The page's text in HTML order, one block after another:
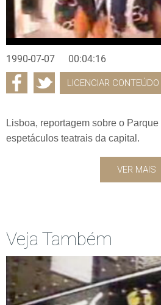
1990-07-07 00:04:16
LICENCIAR CONTEÚDO
Lisboa, reportagem sobre o
espetáculos teatrais da capital.
VER MAIS
Veja Também